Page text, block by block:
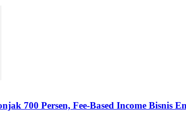
700 Persen, Fee-Based Income Bisnis